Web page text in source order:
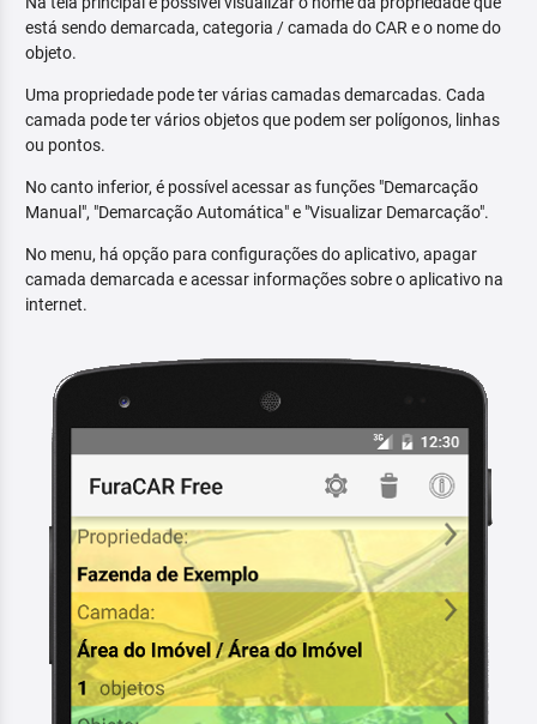
está sendo demarcada, categoria / camada do CAR e o nome do
objeto.
Uma propriedade pode ter várias camadas demarcadas. Cada
camada pode ter vários objetos que podem ser polígonos, linhas
ou pontos.
No canto inferior, é possível acessar as funções "Demarcação
Manual", "Demarcação Automática" e "Visualizar Demarcação".
No menu, há opção para configurações do aplicativo, apagar
camada demarcada e acessar informações sobre o aplicativo na
internet.